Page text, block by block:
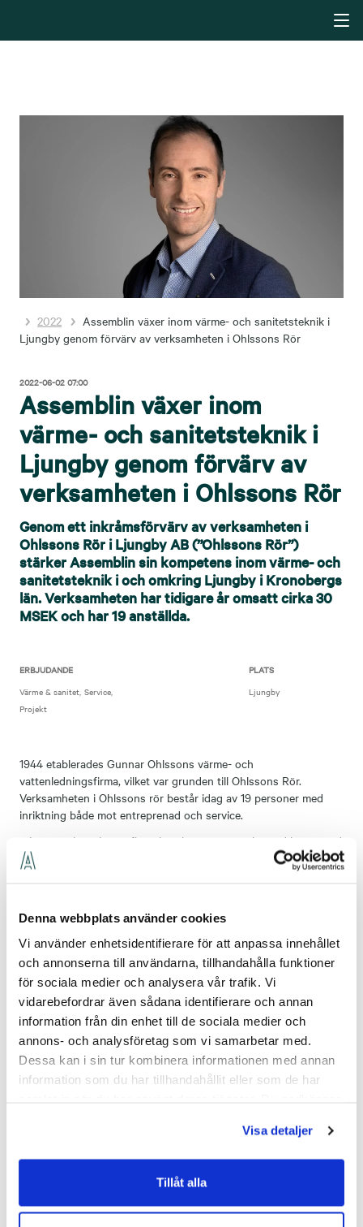
Denna webbplats använder cookies
Vi använder enhetsidentifierare för att anpassa innehållet
och annonserna till användarna, tillhandahålla funktioner
för sociala medier och analysera vår trafik. Vi
vidarebefordrar även sådana identifierare och annan
information från din enhet till de sociala medier och
annons- och analysföretag som vi samarbetar med.
Dessa kan i sin tur kombinera informationen med annan
information som du har tillhandahållit eller som de har
Visa detaljer
Tillåt alla
2022
Assemblin växer inom värme- och sanitetsteknik i
Ljungby genom förvärv av verksamheten i Ohlssons Rör
2022-06-02 07:00
Assemblin växer inom
värme- och sanitetsteknik i
Ljungby genom förvärv av
verksamheten i Ohlssons Rör
Genom ett inkråmsförvärv av verksamheten i
Ohlssons Rör i Ljungby AB (”Ohlssons Rör”)
stärker Assemblin sin kompetens inom värme- och
sanitetsteknik i och omkring Ljungby i Kronobergs
län. Verksamheten har tidigare år omsatt cirka 30
MSEK och har 19 anställda.
ERBJUDANDE
Värme & sanitet Service
Projekt
PLATS
Ljungby
1944 etablerades Gunnar Ohlssons värme- och
vattenledningsfirma, vilket var grunden till Ohlssons Rör.
Verksamheten i Ohlssons rör består idag av 19 personer med
inriktning både mot entreprenad och service.
– Inom verksamheten finns hög kompetens och sund kärna med
stor potential. Vi har idag ingen verksamhet i Ljungby men
näraliggande verksamheter i Halmstad och Växjö, och ser
säger Andreas Aristiadis, vd och chef för affärsområde
Assemblin VS.
– Assemblin är ett välrenommerat installationsbolag som
kommer att kunna tillföra vår verksamhet både
produktionsresurser och administrativt stöd. Det är också
positivt att våra medarbetare får fler möjligheter till utveckling
och vidareutbildning, vilket även gynnar våra kunder. Det här
steget känns helt rätt för oss, och jag ser verkligen fram mot vår
fortsatta resa tillsammans, säger Anders Östangård, ägare till
Ohlssons Rör.
Andreas Aristiadis, vd och chef för affärsområde Assemblin VS,
andreas.aristiadis@assemblin.se, +46 10 475 20 12
Anders Östangård, ägare till Ohlssons Rör,